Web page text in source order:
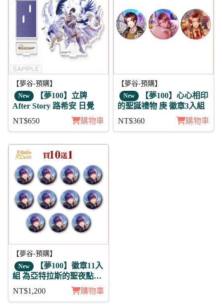
【夢谷-預購】
New 【夢100】立牌
After Story 路希安 日覺
NT$650
購物車
【夢谷-預購】
New 【夢100】心心相印
的聖誕禮物 庚 徽章3入組
NT$360
購物車
【夢谷-預購】
New 【夢100】徽章11入
組 為亞特拉斯的聖夜點燃
夢之火 葛修 明星
NT$1,200 購物車